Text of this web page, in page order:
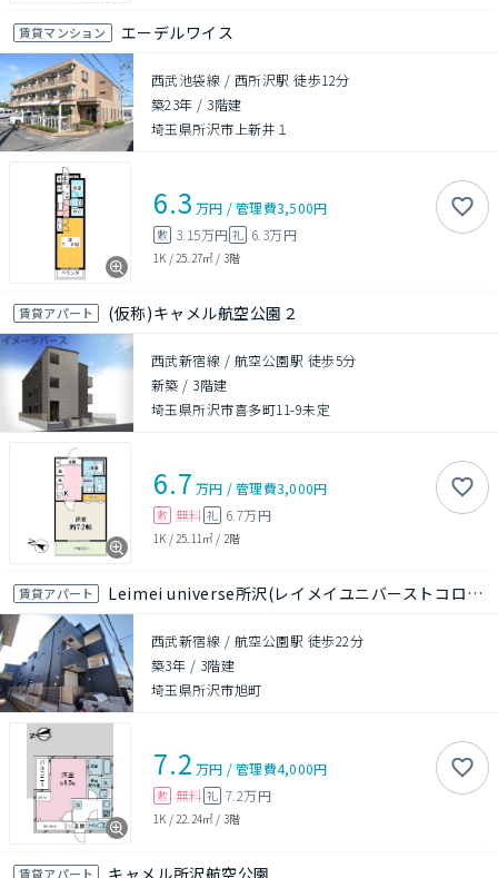
賃貸マンション エーデルワイス
西武池袋線 / 西所沢駅 徒歩12分
築23年 / 3階建
埼玉県所沢市上新井１
6.3 万円 /管理費3,500円
敷 3.15万円 礼 6.3万円
1K / 25.27㎡ / 3階
賃貸アパート (仮称)キャメル航空公園２
西武新宿線 / 航空公園駅 徒歩5分
新築 / 3階建
埼玉県所沢市喜多町11-9未定
6.7 万円 /管理費3,000円
敷 無料 礼 6.7万円
1K / 25.11㎡ / 2階
賃貸アパート Leimei universe所沢(レイメイユニバーストコロザワ）
西武新宿線 / 航空公園駅 徒歩22分
築3年 / 3階建
埼玉県所沢市旭町
7.2 万円 /管理費4,000円
敷 無料 礼 7.2万円
1K / 22.24㎡ / 3階
賃貸アパート キャメル所沢航空公園